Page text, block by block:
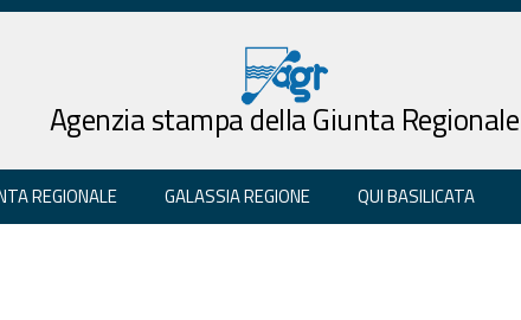
Agenzia stampa della Giunta Regionale
REGIONALE GALASSIA REGIONE QUI BASILICATA